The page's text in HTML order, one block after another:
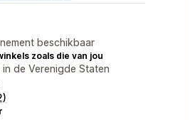
beschikbaar
zoals die van jou
de Verenigde Staten